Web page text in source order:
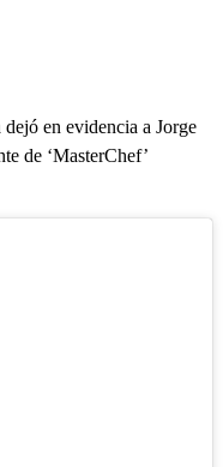
en evidencia a Jorge
de ‘MasterChef’